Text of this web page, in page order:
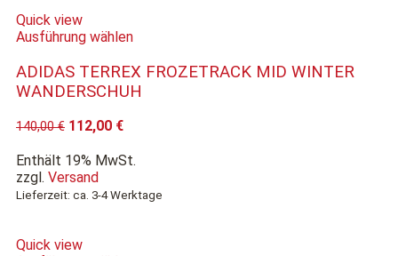
Quick view
Ausführung wählen
ADIDAS TERREX FROZETRACK MID WINTER
WANDERSCHUH
140,00€ 112,00 €
Enthält 19% MwSt.
zzgl. Versand
Lieferzeit: ca. 3-4 Werktage
Quick view